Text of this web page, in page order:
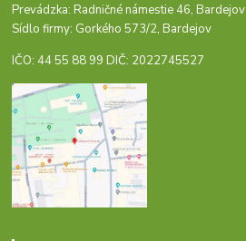
Prevádzka: Radničné námestie 46, Bardejov
Sídlo firmy: Gorkého 573/2, Bardejov
IČO: 44 55 88 99 DIČ: 2022745527